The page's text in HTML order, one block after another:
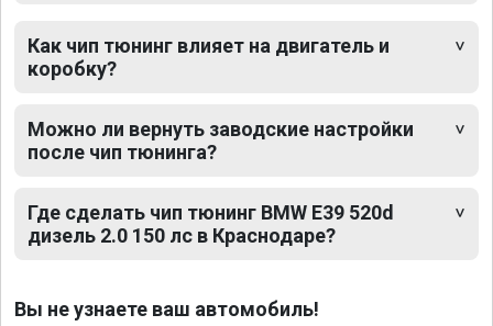
Как чип тюнинг влияет на двигатель и
коробку?
Можно ли вернуть заводские настройки
после чип тюнинга?
Где сделать чип тюнинг BMW E39 520d
дизель 2.0 150 лс в Краснодаре?
Вы не узнаете ваш автомобиль!